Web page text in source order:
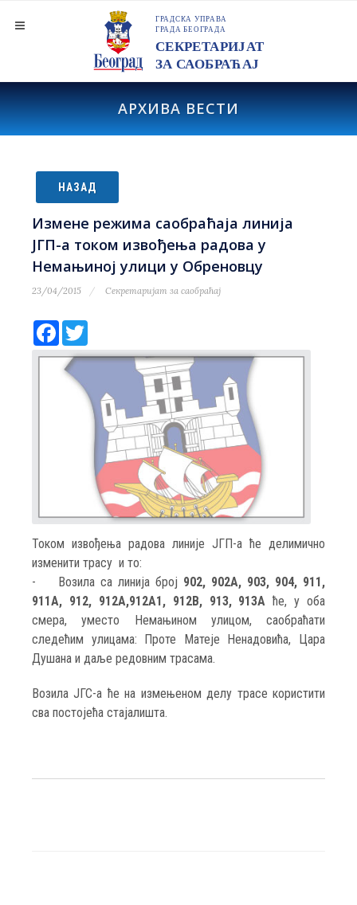
АРХИВА ВЕСТИ
НАЗАД
Измене режима саобраћаја линија
ЈГП-а током извођења радова у
Немањиној улици у Обреновцу
23/04/2015 Секретаријат за саобраћај
Facebook
Током извођења радова линије ЈГП-а ће делимично
изменити трасу и то:
- Возила са линија број 902, 902A, 903, 904, 911,
911A, 912, 912A,912A1, 912B, 913, 913A ће, у оба
смера, уместо Немањином улицом, саобраћати
следећим улицама: Проте Матеје Ненадовића, Цара
Душана и даље редовним трасама.
Возила ЈГС-а ће на измењеном делу трасе користити
сва постојећа стајалишта.